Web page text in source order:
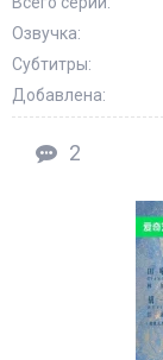
Озвучка:
Субтитры:
Добавлена:
2